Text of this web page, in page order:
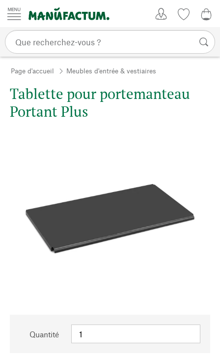
Passer au contenu
Page d'accueil Meubles d'entrée & vestiaires
Tablette pour portemanteau
Portant Plus
Quantité